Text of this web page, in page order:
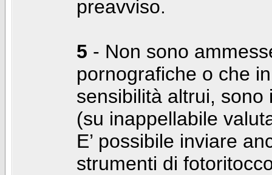
preavviso.
5 - Non sono
pornografiche o che
sensibilità altrui,
(su inappellabile
E’ possibile inviare
strumenti di